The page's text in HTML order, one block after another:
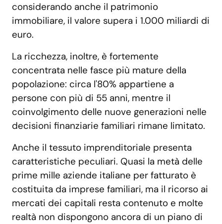
considerando anche il patrimonio
immobiliare, il valore supera i 1.000 miliardi di
euro.
La ricchezza, inoltre, è fortemente
concentrata nelle fasce più mature della
popolazione: circa l'80% appartiene a
persone con più di 55 anni, mentre il
coinvolgimento delle nuove generazioni nelle
decisioni finanziarie familiari rimane limitato.
Anche il tessuto imprenditoriale presenta
caratteristiche peculiari. Quasi la metà delle
prime mille aziende italiane per fatturato è
costituita da imprese familiari, ma il ricorso ai
mercati dei capitali resta contenuto e molte
realtà non dispongono ancora di un piano di